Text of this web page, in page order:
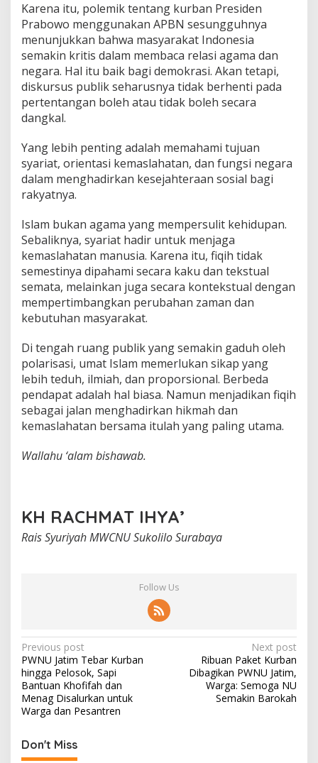
Karena itu, polemik tentang kurban Presiden
Prabowo menggunakan APBN sesungguhnya
menunjukkan bahwa masyarakat Indonesia
semakin kritis dalam membaca relasi agama dan
negara. Hal itu baik bagi demokrasi. Akan tetapi,
diskursus publik seharusnya tidak berhenti pada
pertentangan boleh atau tidak boleh secara
dangkal.
Yang lebih penting adalah memahami tujuan
syariat, orientasi kemaslahatan, dan fungsi negara
dalam menghadirkan kesejahteraan sosial bagi
rakyatnya.
Islam bukan agama yang mempersulit kehidupan.
Sebaliknya, syariat hadir untuk menjaga
kemaslahatan manusia. Karena itu, fiqih tidak
semestinya dipahami secara kaku dan tekstual
semata, melainkan juga secara kontekstual dengan
mempertimbangkan perubahan zaman dan
kebutuhan masyarakat.
Di tengah ruang publik yang semakin gaduh oleh
polarisasi, umat Islam memerlukan sikap yang
lebih teduh, ilmiah, dan proporsional. Berbeda
pendapat adalah hal biasa. Namun menjadikan fiqih
sebagai jalan menghadirkan hikmah dan
kemaslahatan bersama itulah yang paling utama.
Wallahu ‘alam bishawab.
KH RACHMAT IHYA’
Rais Syuriyah MWCNU Sukolilo Surabaya
Follow Us
P
o
s
t
a
Previous post
PWNU Jatim Tebar Kurban
hingga Pelosok, Sapi
Bantuan Khofifah dan
Menag Disalurkan untuk
Warga dan Pesantren
Next post
Ribuan Paket Kurban
Dibagikan PWNU Jatim,
Warga: Semoga NU
Semakin Barokah
Don't Miss